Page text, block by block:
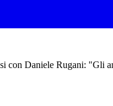
con Daniele Rugani: "Gli